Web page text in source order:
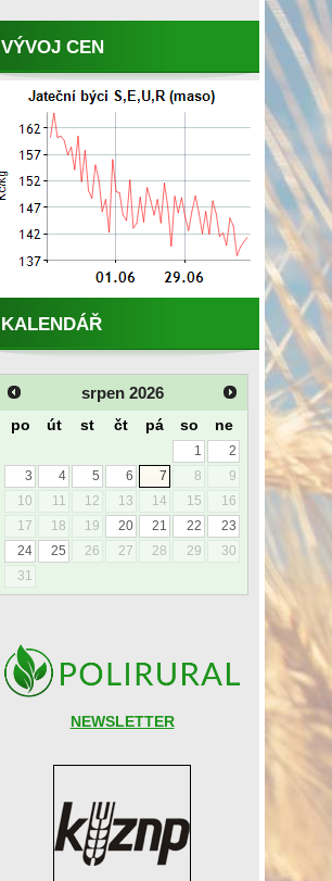
VÝVOJ CEN
KALENDÁŘ
srpen 2026
po út st čt pá so ne
1
2
3
4 5 6 7 8
9
10
11 12 13 14 15
16
17
18 19 20 21 22
23
24
25 26 27 28 29
30
31
NEWSLETTER